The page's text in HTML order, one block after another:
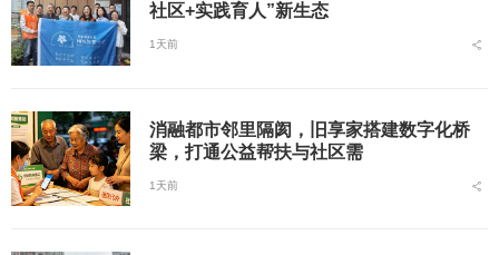
社区+实践育人”新生态
1天前
消融都市邻里隔阂，旧享家搭建数字化桥
梁，打通公益帮扶与社区需
1天前